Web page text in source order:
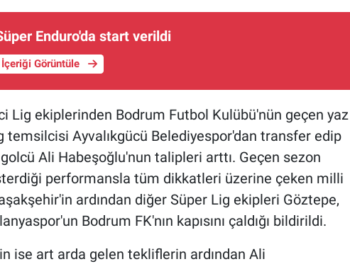
Enduro'da start verildi
İçeriği Görüntüle
Lig ekiplerinden Bodrum Futbol Kulübü'nün geçen yaz
temsilcisi Ayvalıkgücü Belediyespor'dan transfer edip
golcü Ali Habeşoğlu'nun talipleri arttı. Geçen sezon
performansla tüm dikkatleri üzerine çeken milli
ardından diğer Süper Lig ekipleri Göztepe,
Bodrum FK'nın kapısını çaldığı bildirildi.
ise art arda gelen tekliflerin ardından Ali